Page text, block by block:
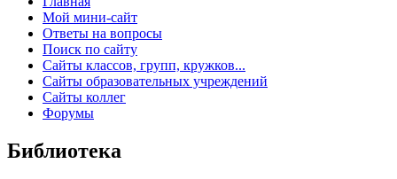
Мой мини-сайт
Ответы на вопросы
Поиск по сайту
Сайты классов, групп, кружков...
Сайты образовательных учреждений
Сайты коллег
Форумы
Библиотека